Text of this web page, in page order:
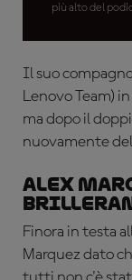
più alto del
Il suo
Lenovo Team)
ma dopo il
nuovamente
Alex
Finora in testa
Marquez dato